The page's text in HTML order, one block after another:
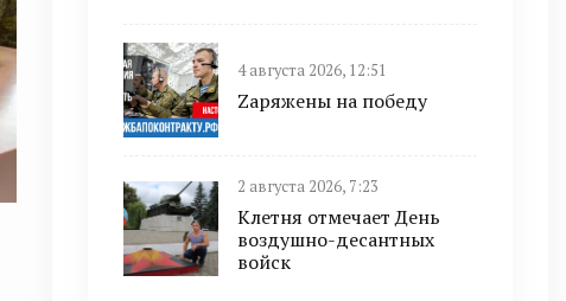
4 августа 2026, 12:51
Zаряжены на победу
2 августа 2026, 7:23
Клетня отмечает День
воздушно-десантных
войск